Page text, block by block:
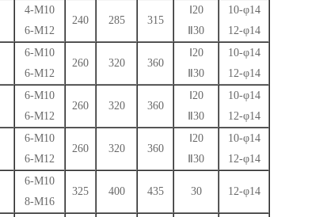
4-M10
6-M12
240 285 315
Ⅰ20
Ⅱ30
10-φ14
12-φ14
6-M10
6-M12
260 320 360
Ⅰ20
Ⅱ30
10-φ14
12-φ14
6-M10
6-M12
260 320 360
Ⅰ20
Ⅱ30
10-φ14
12-φ14
6-M10
6-M12
260 320 360
Ⅰ20
Ⅱ30
10-φ14
12-φ14
6-M10
8-M16
325 400 435 30 12-φ14